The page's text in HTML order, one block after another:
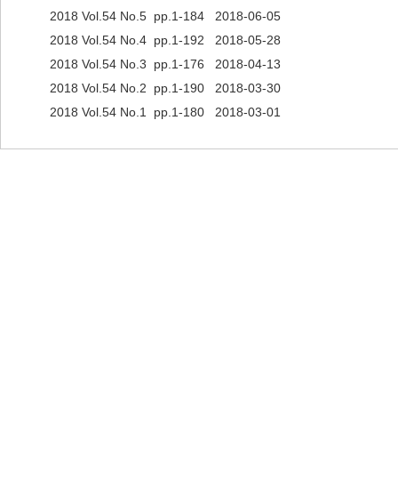
2018 Vol.54 No.5 pp.1-184 2018-06-05
2018 Vol.54 No.4 pp.1-192 2018-05-28
2018 Vol.54 No.3 pp.1-176 2018-04-13
2018 Vol.54 No.2 pp.1-190 2018-03-30
2018 Vol.54 No.1 pp.1-180 2018-03-01